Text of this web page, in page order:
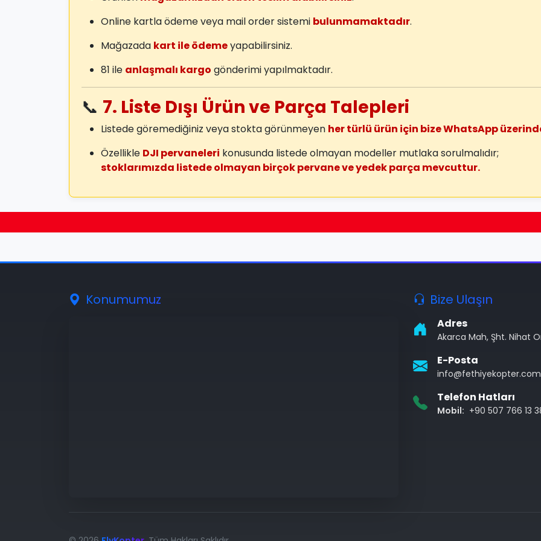
Online kartla ödeme veya mail order sistemi bulunmamaktadır.
Mağazada kart ile ödemeyapabilirsiniz.
81 ile anlaşmalı kargo gönderimi yapılmaktadır.
📞 7. Liste Dışı Ürün ve Parça Talepleri
Listede göremediğiniz veya stokta görünmeyen her türlü ürün için bize WhatsApp
Özellikle DJI pervaneleri konusunda listede olmayan modeller mutlaka sorulmalıdır;
stoklarımızda listede olmayan birçok pervane ve yedek parça mevcuttur.
Konumumuz Bize Ulaşın
Adres
Akarca Mah, Şht. Nihat
E-Posta
info@fethiyekopter.com
Telefon Hatları
Mobil: +90 507 766 13